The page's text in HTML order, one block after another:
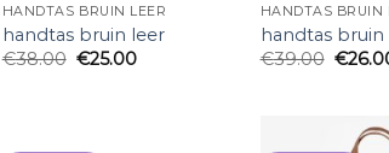
HANDTAS BRUIN LEER
handtas bruin leer
€38.00 €25.00
HANDTAS BRUIN
handtas bruin
€39.00 €